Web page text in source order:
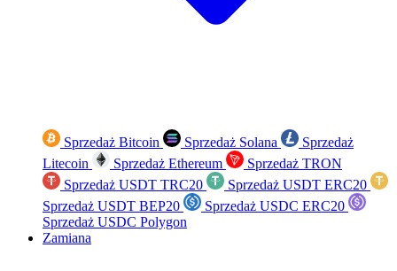
Sprzedaż Bitcoin Sprzedaż Solana
Sprzedaż
Litecoin
Sprzedaż Ethereum
Sprzedaż TRON
Sprzedaż USDT TRC20
Sprzedaż USDT ERC20
Sprzedaż USDT BEP20
Sprzedaż USDC ERC20
Sprzedaż USDC Polygon
Zamiana